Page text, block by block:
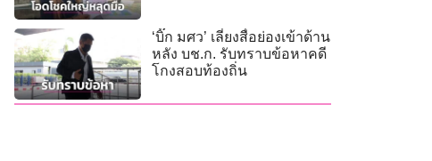
‘บิ๊ก มศว’ เลี่ยงสื่อย่องเข้าด้าน
หลัง บช.ก. รับทราบข้อหาคดี
โกงสอบท้องถิ่น